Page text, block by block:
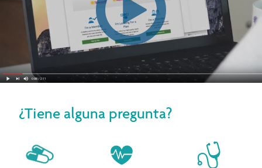
¿Tiene alguna pregunta?